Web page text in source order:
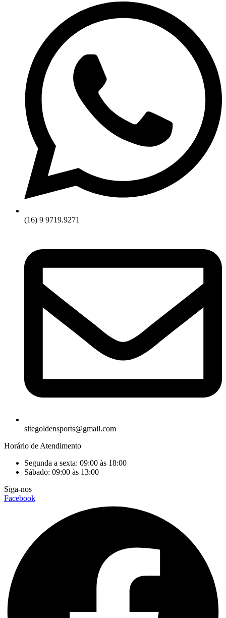
(16) 9 9719.9271
sitegoldensports@gmail.com
Horário de Atendimento
Segunda a sexta: 09:00 às 18:00
Sábado: 09:00 às 13:00
Siga-nos
Facebook